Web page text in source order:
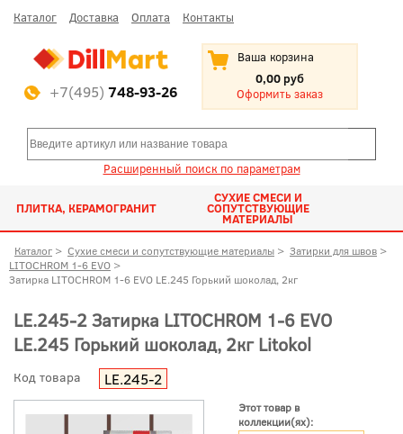
Каталог Доставка Оплата Контакты
+7(495) 748-93-26
Ваша корзина
0,00 руб
Оформить заказ
Расширенный поиск по параметрам
ПЛИТКА, КЕРАМОГРАНИТ
СУХИЕ СМЕСИ И
СОПУТСТВУЮЩИЕ
МАТЕРИАЛЫ
Каталог > Сухие смеси и сопутствующие материалы > Затирки для швов >
LITOCHROM 1-6 EVO >
Затирка LITOCHROM 1-6 EVO LE.245 Горький шоколад, 2кг
LE.245-2 Затирка LITOCHROM 1-6 EVO
LE.245 Горький шоколад, 2кг Litokol
Код товара LE.245-2
Этот товар в
коллекции(ях):